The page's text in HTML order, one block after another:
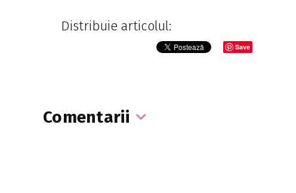
Distribuie articolul:
Save
Comentarii